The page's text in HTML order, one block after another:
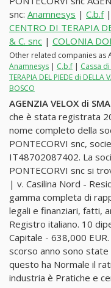
snc: Anamnesys | C.b.f|
CENTRO DI TERAPIA
& C. snc | COLONIA
Other related companies as
Anamnesys | C.b.f | Cassa
TERAPIA DEL PIEDE di DELLA
BOSCO
AGENZIA VELOX di
che è stata registrata
nome completo della
PONTECORVI snc,
IT48702087402. La
PONTECORVI snc si
| v. Casilina Nord -
gamma completa di
legali e finanziari, fatti,
Registro italiano. 10
Capitale - 638,000
scorso anno sono
questo ha Normale il
industria è Pratiche e